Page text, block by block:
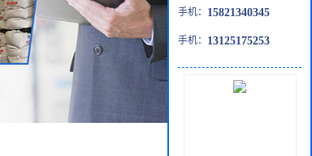
手机： 15821340345
手机： 13125175253